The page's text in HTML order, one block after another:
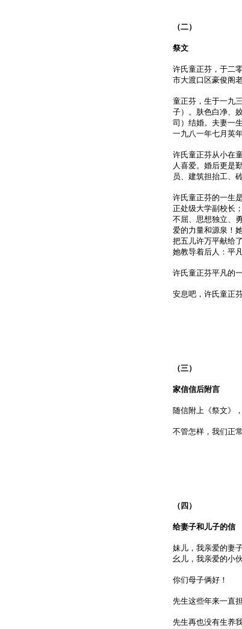
（二）
祭文
许氏童正芬，于二
市大渡口区豪俊阁
童正芬，生于一九
子）。肤色白净、
司）结婚。夫妻一
一九八一年七月英
许氏童正芬从小在
人喜爱。婚后更是
员、建筑担抬工、
许氏童正芬的一生
正处级大学副校长
不屈、思想独立、
爱的力量和源泉！
把五儿许万平献给
她教导着后人：平
许氏童正芬平凡的
安息吧，许氏童正
（三）
家信信后附言
随信附上《祭文》
不管怎样，我们正
（四）
给妻子和儿子的信
妹儿，我亲爱的妻子
幺儿，我亲爱的小
你们母子俩好！
先生这些年来一直
先生再也没有生养